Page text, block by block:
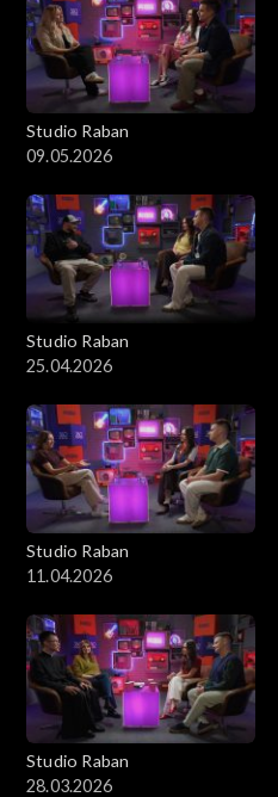
Studio Raban
09.05.2026
Studio Raban
25.04.2026
Studio Raban
11.04.2026
Studio Raban
28.03.2026